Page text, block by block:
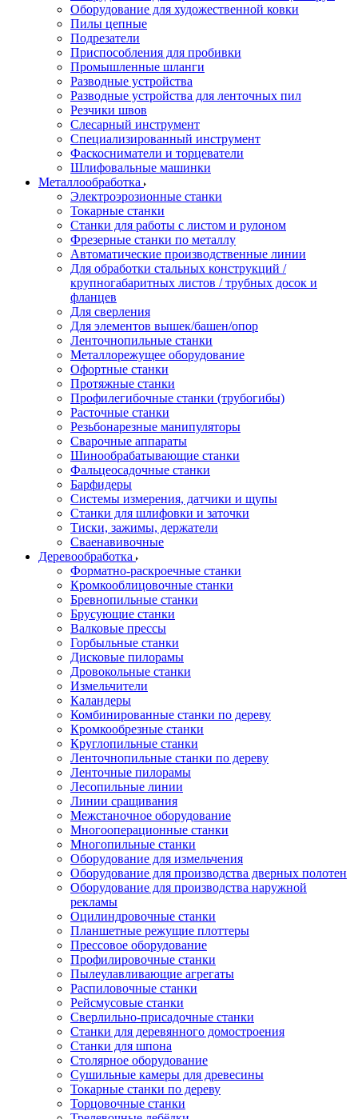
Оборудование для художественной ковки
Пилы цепные
Подрезатели
Приспособления для пробивки
Промышленные шланги
Разводные устройства
Разводные устройства для ленточных пил
Резчики швов
Слесарный инструмент
Специализированный инструмент
Фаскосниматели и торцеватели
Шлифовальные машинки
Металлообработка
Электроэрозионные станки
Токарные станки
Станки для работы с листом и рулоном
Фрезерные станки по металлу
Автоматические производственные линии
Для обработки стальных конструкций /
крупногабаритных листов / трубных досок и
фланцев
Для сверления
Для элементов вышек/башен/опор
Ленточнопильные станки
Металлорежущее оборудование
Офортные станки
Протяжные станки
Профилегибочные станки (трубогибы)
Расточные станки
Резьбонарезные манипуляторы
Сварочные аппараты
Шинообрабатывающие станки
Фальцеосадочные станки
Барфидеры
Системы измерения, датчики и щупы
Станки для шлифовки и заточки
Тиски, зажимы, держатели
Cваенавивочные
Деревообработка
Форматно-раскроечные станки
Кромкооблицовочные станки
Бревнопильные станки
Брусующие станки
Валковые прессы
Горбыльные станки
Дисковые пилорамы
Дровокольные станки
Измельчители
Каландеры
Комбинированные станки по дереву
Кромкообрезные станки
Круглопильные станки
Ленточнопильные станки по дереву
Ленточные пилорамы
Лесопильные линии
Линии сращивания
Межстаночное оборудование
Многооперационные станки
Многопильные станки
Оборудование для измельчения
Оборудование для производства дверных полотен
Оборудование для производства наружной
рекламы
Оцилиндровочные станки
Планшетные режущие плоттеры
Прессовое оборудование
Профилировочные станки
Пылеулавливающие агрегаты
Распиловочные станки
Рейсмусовые станки
Сверлильно-присадочные станки
Станки для деревянного домостроения
Станки для шпона
Столярное оборудование
Сушильные камеры для древесины
Токарные станки по дереву
Торцовочные станки